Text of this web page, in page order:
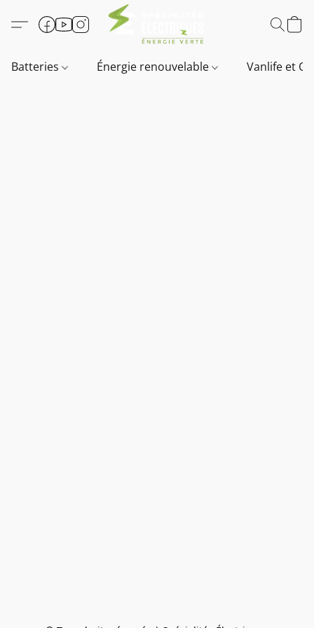
Batteries Énergie renouvelable Vanlife et